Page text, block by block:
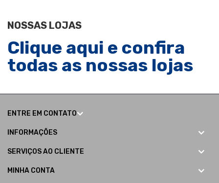
NOSSAS LOJAS
Clique aqui e confira
todas as nossas lojas
ENTRE EM CONTATO
INFORMAÇÕES
SERVIÇOS AO CLIENTE
MINHA CONTA